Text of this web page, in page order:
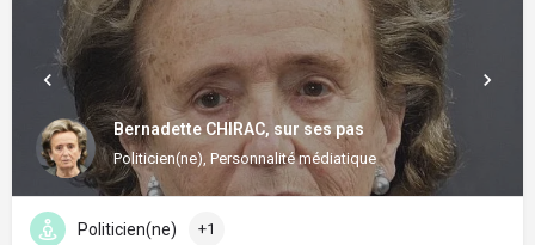
Bernadette CHIRAC, sur ses pas
Politicien(ne), Personnalité médiatique
Politicien(ne) +1